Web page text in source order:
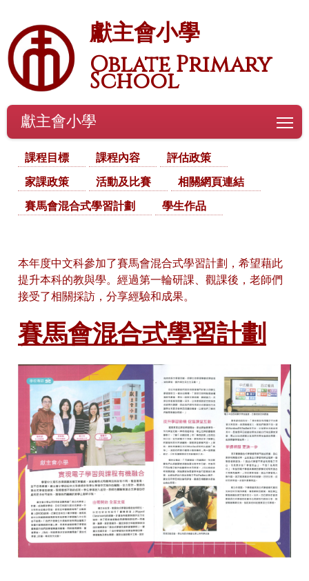
獻主會小學
Oblate Primary
School
獻主會小學
課程目標 課程內容
評估政策
家課政策
活動及比賽
相關網頁連結
賽馬會混合式學習計劃
學生作品
本年度中文科參加了賽馬會混合式學習計劃，希望藉此
提升本科的教與學。經過第一輪研課、觀課後，老師們
接受了相關採訪，分享經驗和成果。
賽馬會混合式學習計劃